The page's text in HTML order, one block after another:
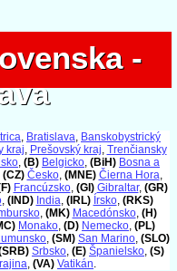
-
-
, Bratislava, Banskobystrický
kraj, Prešovský kraj, Trenčiansky
, (B) Belgicko, (BiH) Bosna a
(CZ) Česko, (MNE) Čierna Hora,
Francúzsko, (GI) Gibraltar, (GR)
, (IND) India, (IRL) Írsko, (RKS)
, (MK) Macedónsko, (H)
Monako, (D) Nemecko, (PL)
, (SM) San Marino, (SLO)
Srbsko, (E) Španielsko, (S)
, (VA) Vatikán.